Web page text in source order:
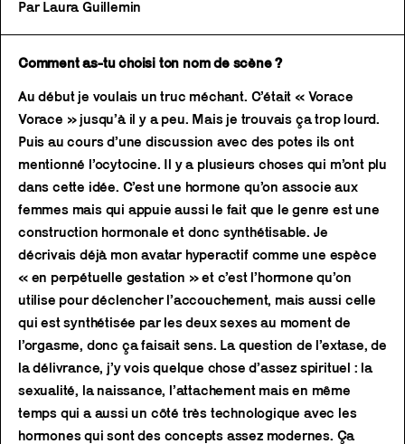
Par Laura Guillemin
Comment as-tu choisi ton nom de scène ?
Au début je voulais un truc méchant. C’était « Vorace
Vorace » jusqu’à il y a peu. Mais je trouvais ça trop lourd.
Puis au cours d’une discussion avec des potes ils ont
mentionné l’ocytocine. Il y a plusieurs choses qui m’ont plu
dans cette idée. C’est une hormone qu’on associe aux
femmes mais qui appuie aussi le fait que le genre est une
construction hormonale et donc synthétisable. Je
décrivais déjà mon avatar hyperactif comme une espèce
« en perpétuelle gestation » et c’est l’hormone qu’on
utilise pour déclencher l’accouchement, mais aussi celle
qui est synthétisée par les deux sexes au moment de
l’orgasme, donc ça faisait sens. La question de l’extase, de
la délivrance, j’y vois quelque chose d’assez spirituel : la
sexualité, la naissance, l’attachement mais en même
temps qui a aussi un côté très technologique avec les
hormones qui sont des concepts assez modernes. Ça